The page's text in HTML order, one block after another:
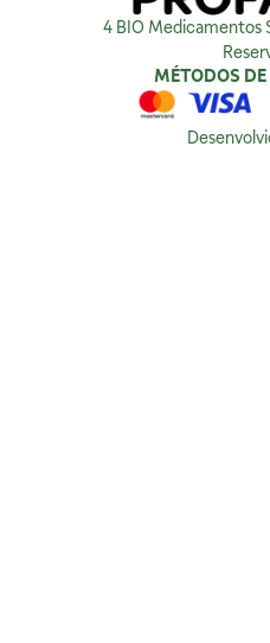
4 BIO Medicamentos
MÉTODOS